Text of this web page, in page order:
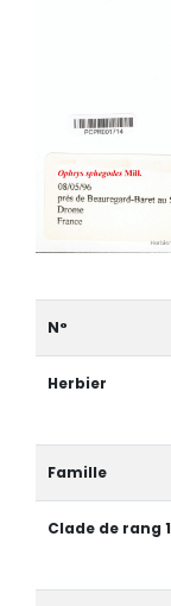
N°
Herbier
Famille
Clade de rang 1